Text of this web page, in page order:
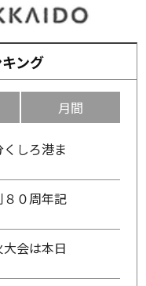
ング
月間
しろ港ま
８０周年記
会は本日